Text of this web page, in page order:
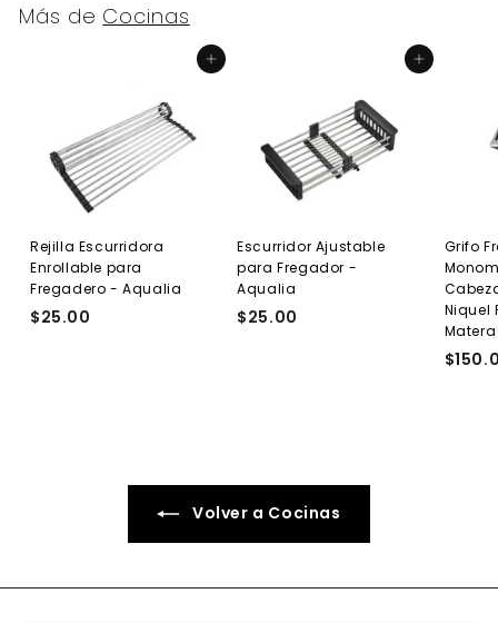
Más de Cocinas
Agregar al carrito
Rejilla Escurridora
Enrollable para
Fregadero - Aqualia
$25.00
Agregar al carrito
Escurridor Ajustable
para Fregador -
Aqualia
$25.00
Grifo
Niquel
Matera
Volver a Cocinas